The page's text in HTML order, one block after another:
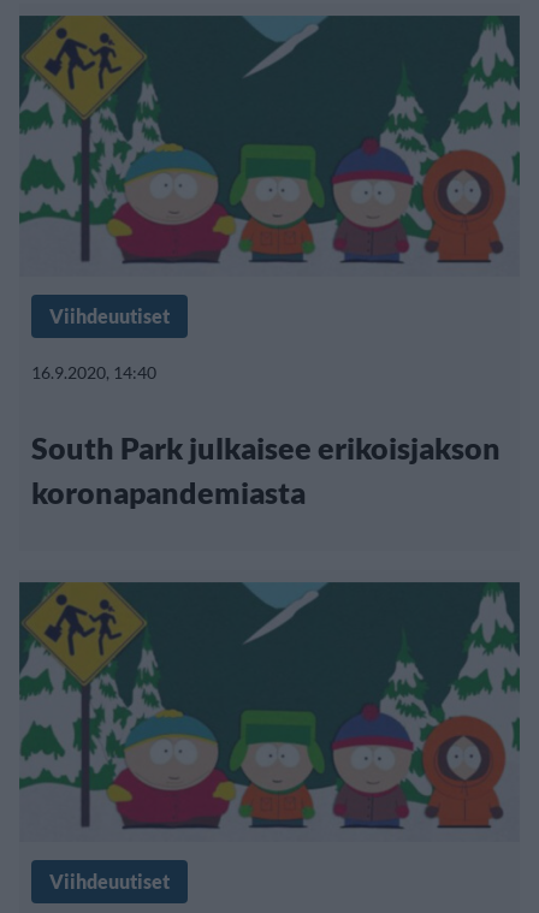
Viihdeuutiset
16.9.2020, 14:40
South Park julkaisee erikoisjakson
koronapandemiasta
Viihdeuutiset